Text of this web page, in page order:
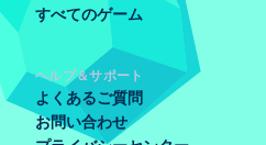
すべてのゲーム
ヘルプ＆サポート
よくあるご質問
お問い合わせ